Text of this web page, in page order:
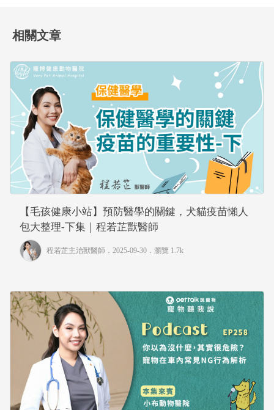
相關文章
【毛孩健康小站】預防醫學的關鍵，犬貓疫苗懶人
包大整理-下集｜程若芷獸醫師
程若芷主治獸醫師 ．2025-09-30． 瀏覽 1.7k